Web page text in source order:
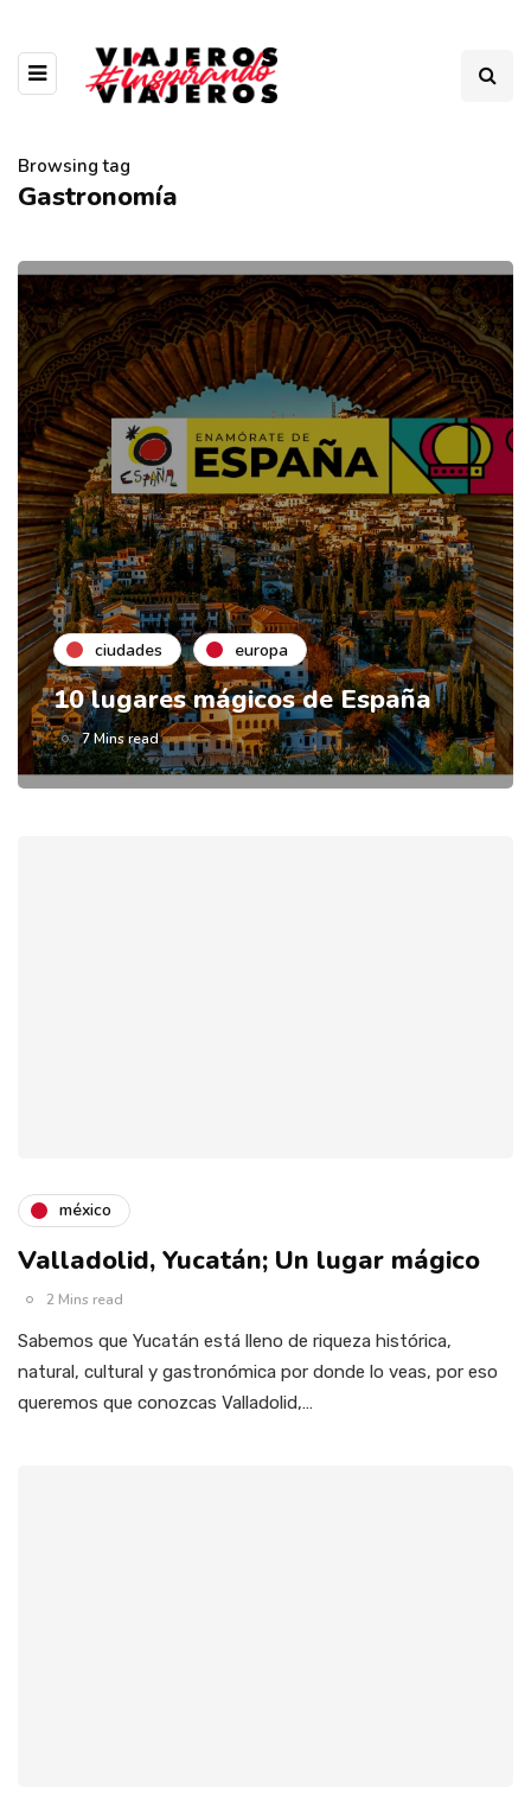
Browsing tag
Gastronomía
ciudades europa
10 lugares mágicos de España
7 Mins read
méxico
Valladolid, Yucatán; Un lugar mágico
2 Mins read
Sabemos que Yucatán está lleno de riqueza histórica,
natural, cultural y gastronómica por donde lo veas, por eso
queremos que conozcas Valladolid,…